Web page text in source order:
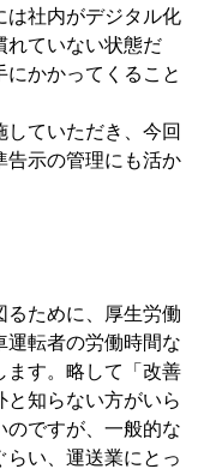
は社内がデジタル化
れていない状態だ
かかってくること
ていただき、今回
告示の管理にも活か
るために、厚生労働
運転者の労働時間な
ます。略して「改善
知らない方がいら
のですが、一般的な
らい、運送業にとっ